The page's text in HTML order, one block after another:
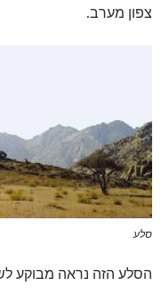
צפון מערב.
סלע
הסלע הזה נראה מבוקע